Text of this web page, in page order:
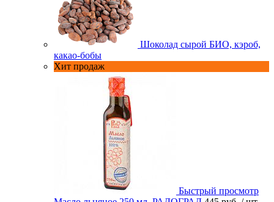
Шоколад сырой БИО, кэроб,
какао-бобы
Хит продаж
Быстрый просмотр